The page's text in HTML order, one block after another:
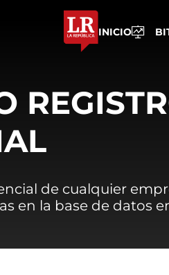
INICIO
de cualquier
en la base de datos